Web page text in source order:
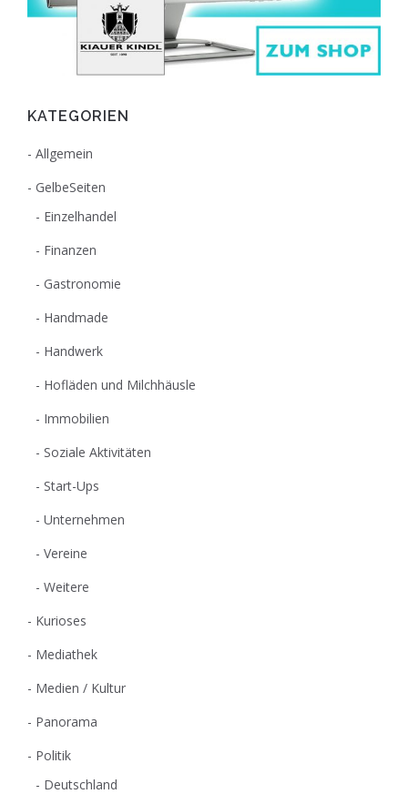
KATEGORIEN
Allgemein
GelbeSeiten
Einzelhandel
Finanzen
Gastronomie
Handmade
Handwerk
Hofläden und Milchhäusle
Immobilien
Soziale Aktivitäten
Start-Ups
Unternehmen
Vereine
Weitere
Kurioses
Mediathek
Medien / Kultur
Panorama
Politik
Deutschland